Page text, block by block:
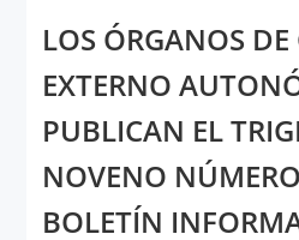
LOS ÓRGANOS
EXTERNO
PUBLICAN EL
NOVENO
BOLETÍN